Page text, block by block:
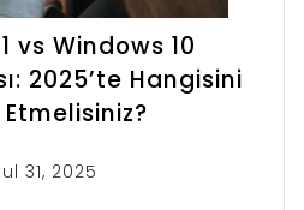
vs Windows 10
2025’te Hangisini
31, 2025